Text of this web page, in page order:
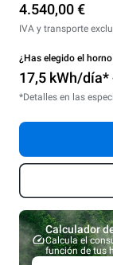
4.540,00 €
IVA y transporte
¿Has elegido el
17,5 kWh/día*
*Detalles en las
Calculador
Calcula el
función de tus